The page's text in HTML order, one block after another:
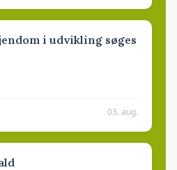
i udvikling søges
03. aug.